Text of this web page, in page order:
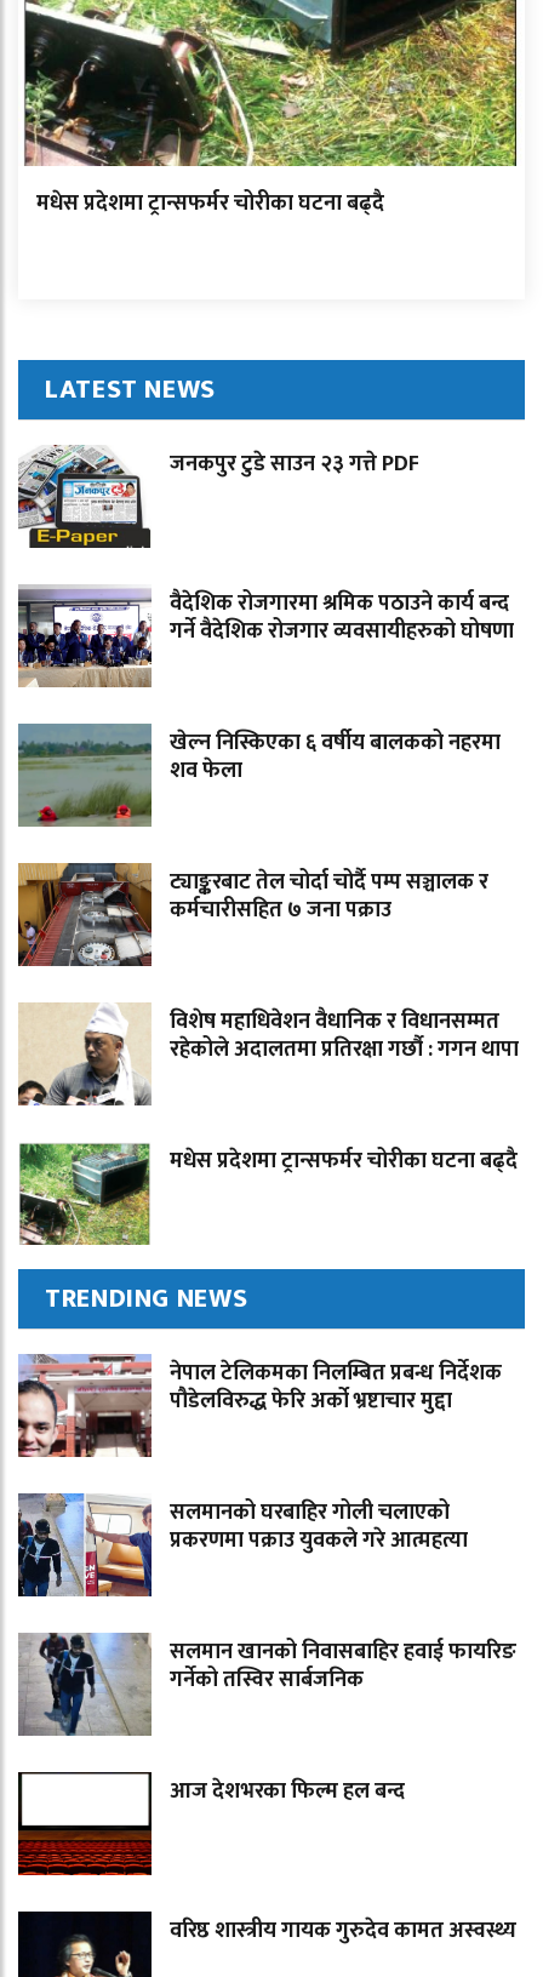
मधेस प्रदेशमा ट्रान्सफर्मर चोरीका घटना बढ्दै
LATEST NEWS
जनकपुर टुडे साउन २३ गत्ते PDF
वैदेशिक रोजगारमा श्रमिक पठाउने कार्य बन्द
गर्ने वैदेशिक रोजगार व्यवसायीहरुको घोषणा
खेल्न निस्किएका ६ वर्षीय बालकको नहरमा
शव फेला
ट्याङ्करबाट तेल चोर्दा चोर्दै पम्प सञ्चालक र
कर्मचारीसहित ७ जना पक्राउ
विशेष महाधिवेशन वैधानिक र विधानसम्मत
रहेकोले अदालतमा प्रतिरक्षा गर्छौ : गगन थापा
मधेस प्रदेशमा ट्रान्सफर्मर चोरीका घटना बढ्दै
TRENDING NEWS
नेपाल टेलिकमका निलम्बित प्रबन्ध निर्देशक
पौडेलविरुद्ध फेरि अर्को भ्रष्टाचार मुद्दा
सलमानको घरबाहिर गोली चलाएको
प्रकरणमा पक्राउ युवकले गरे आत्महत्या
सलमान खानको निवासबाहिर हवाई फायरिङ
गर्नेको तस्विर सार्बजनिक
आज देशभरका फिल्म हल बन्द
वरिष्ठ शास्त्रीय गायक गुरुदेव कामत अस्वस्थ्य